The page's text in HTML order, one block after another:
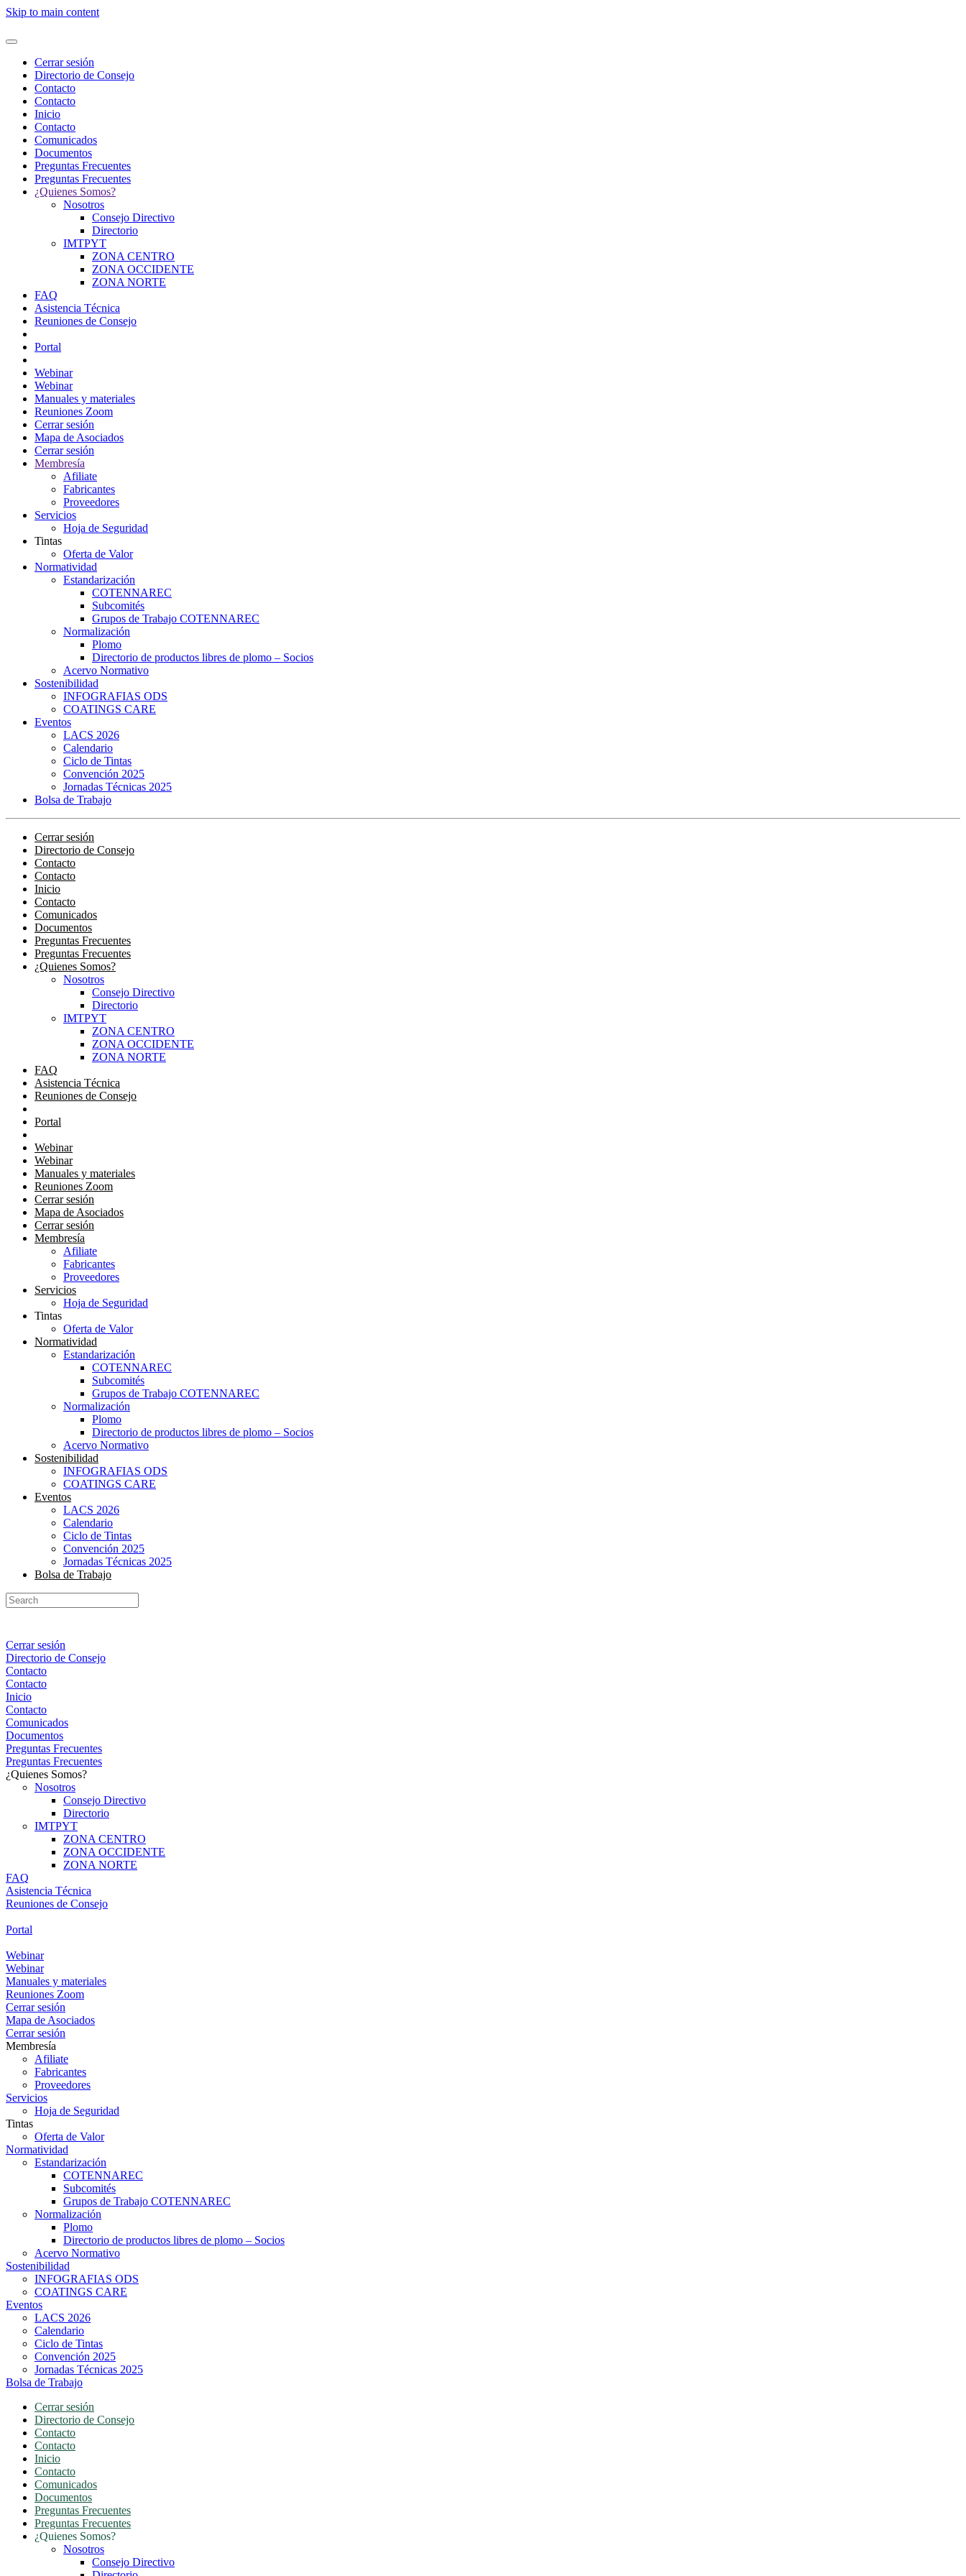
Skip to main content
Cerrar sesión
Directorio de Consejo
Contacto
Contacto
Inicio
Contacto
Comunicados
Documentos
Preguntas Frecuentes
Preguntas Frecuentes
¿Quienes Somos?
Nosotros
Consejo Directivo
Directorio
IMTPYT
ZONA CENTRO
ZONA OCCIDENTE
ZONA NORTE
FAQ
Asistencia Técnica
Reuniones de Consejo
Portal
Webinar
Webinar
Manuales y materiales
Reuniones Zoom
Cerrar sesión
Mapa de Asociados
Cerrar sesión
Membresía
Afiliate
Fabricantes
Proveedores
Servicios
Hoja de Seguridad
Tintas
Oferta de Valor
Normatividad
Estandarización
COTENNAREC
Subcomités
Grupos de Trabajo COTENNAREC
Normalización
Plomo
Directorio de productos libres de plomo – Socios
Acervo Normativo
Sostenibilidad
INFOGRAFIAS ODS
COATINGS CARE
Eventos
LACS 2026
Calendario
Ciclo de Tintas
Convención 2025
Jornadas Técnicas 2025
Bolsa de Trabajo
Cerrar sesión
Directorio de Consejo
Contacto
Contacto
Inicio
Contacto
Comunicados
Documentos
Preguntas Frecuentes
Preguntas Frecuentes
¿Quienes Somos?
Nosotros
Consejo Directivo
Directorio
IMTPYT
ZONA CENTRO
ZONA OCCIDENTE
ZONA NORTE
FAQ
Asistencia Técnica
Reuniones de Consejo
Portal
Webinar
Webinar
Manuales y materiales
Reuniones Zoom
Cerrar sesión
Mapa de Asociados
Cerrar sesión
Membresía
Afiliate
Fabricantes
Proveedores
Servicios
Hoja de Seguridad
Tintas
Oferta de Valor
Normatividad
Estandarización
COTENNAREC
Subcomités
Grupos de Trabajo COTENNAREC
Normalización
Plomo
Directorio de productos libres de plomo – Socios
Acervo Normativo
Sostenibilidad
INFOGRAFIAS ODS
COATINGS CARE
Eventos
LACS 2026
Calendario
Ciclo de Tintas
Convención 2025
Jornadas Técnicas 2025
Bolsa de Trabajo
Cerrar sesión
Directorio de Consejo
Contacto
Contacto
Inicio
Contacto
Comunicados
Documentos
Preguntas Frecuentes
Preguntas Frecuentes
¿Quienes Somos?
Nosotros
Consejo Directivo
Directorio
IMTPYT
ZONA CENTRO
ZONA OCCIDENTE
ZONA NORTE
FAQ
Asistencia Técnica
Reuniones de Consejo
Portal
Webinar
Webinar
Manuales y materiales
Reuniones Zoom
Cerrar sesión
Mapa de Asociados
Cerrar sesión
Membresía
Afiliate
Fabricantes
Proveedores
Servicios
Hoja de Seguridad
Tintas
Oferta de Valor
Normatividad
Estandarización
COTENNAREC
Subcomités
Grupos de Trabajo COTENNAREC
Normalización
Plomo
Directorio de productos libres de plomo – Socios
Acervo Normativo
Sostenibilidad
INFOGRAFIAS ODS
COATINGS CARE
Eventos
LACS 2026
Calendario
Ciclo de Tintas
Convención 2025
Jornadas Técnicas 2025
Bolsa de Trabajo
Cerrar sesión
Directorio de Consejo
Contacto
Contacto
Inicio
Contacto
Comunicados
Documentos
Preguntas Frecuentes
Preguntas Frecuentes
¿Quienes Somos?
Nosotros
Consejo Directivo